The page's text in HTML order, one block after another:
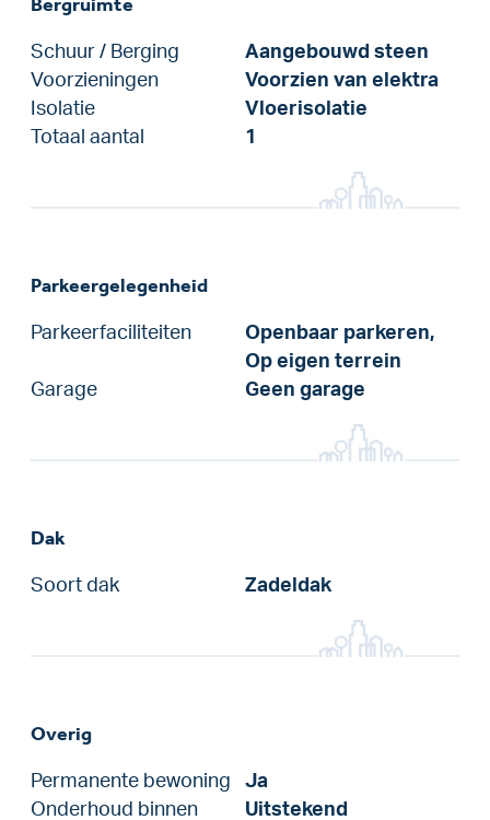
Schuur / Berging
Aangebouwd steen
Voorzieningen
Voorzien van elektra
Isolatie
Vloerisolatie
Totaal aantal
1
Parkeergelegenheid
Parkeerfaciliteiten
Openbaar parkeren,
Op eigen terrein
Garage
Geen garage
Dak
Soort dak Zadeldak
Overig
Permanente bewoning
Ja
Onderhoud binnen
Uitstekend